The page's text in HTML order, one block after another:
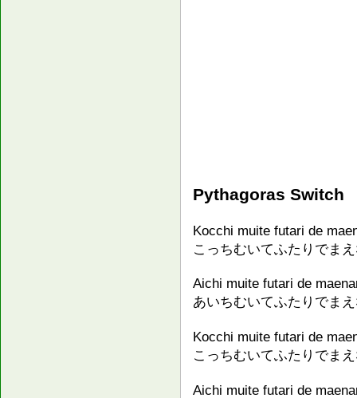
Pythagoras Switch
Kocchi muite futari de
こっちむいてふたりでま
Aichi muite futari de
あいちむいてふたりでま
Kocchi muite futari de
こっちむいてふたりでま
Aichi muite futari de